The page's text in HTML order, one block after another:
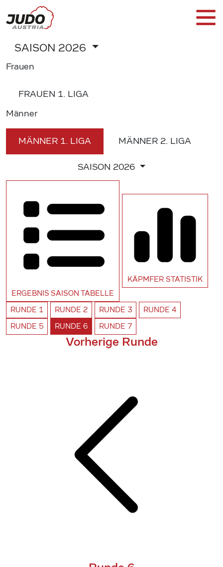
SAISON 2026
Frauen
FRAUEN 1. LIGA
Männer
MÄNNER 1. LIGA MÄNNER 2. LIGA
SAISON 2026
ERGEBNIS SAISON TABELLE
KÄPMFER STATISTIK
RUNDE 1 RUNDE 2 RUNDE 3 RUNDE 4
RUNDE 5 RUNDE 6 RUNDE 7
Vorherige Runde